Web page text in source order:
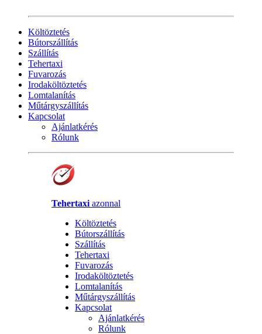
Költöztetés
Bútorszállítás
Szállítás
Tehertaxi
Fuvarozás
Irodaköltöztetés
Lomtalanítás
Műtárgyszállítás
Kapcsolat
Ajánlatkérés
Rólunk
Tehertaxi azonnal
Költöztetés
Bútorszállítás
Szállítás
Tehertaxi
Fuvarozás
Irodaköltöztetés
Lomtalanítás
Műtárgyszállítás
Kapcsolat
Ajánlatkérés
Rólunk